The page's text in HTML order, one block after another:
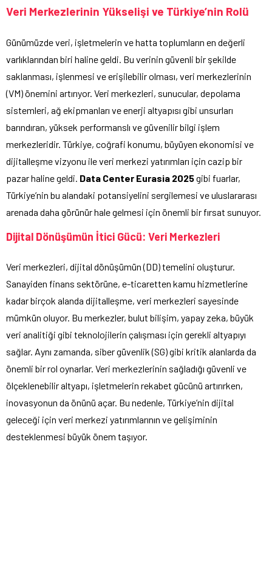
Veri Merkezlerinin Yükselişi ve Türkiye’nin Rolü
Günümüzde veri, işletmelerin ve hatta toplumların en değerli
varlıklarından biri haline geldi. Bu verinin güvenli bir şekilde
saklanması, işlenmesi ve erişilebilir olması, veri merkezlerinin
(VM) önemini artırıyor. Veri merkezleri, sunucular, depolama
sistemleri, ağ ekipmanları ve enerji altyapısı gibi unsurları
barındıran, yüksek performanslı ve güvenilir bilgi işlem
merkezleridir. Türkiye, coğrafi konumu, büyüyen ekonomisi ve
dijitalleşme vizyonu ile veri merkezi yatırımları için cazip bir
pazar haline geldi. Data Center Eurasia 2025gibi fuarlar,
Türkiye’nin bu alandaki potansiyelini sergilemesi ve uluslararası
arenada daha görünür hale gelmesi için önemli bir fırsat sunuyor.
Dijital Dönüşümün İtici Gücü: Veri Merkezleri
Veri merkezleri, dijital dönüşümün (DD) temelini oluşturur.
Sanayiden finans sektörüne, e-ticaretten kamu hizmetlerine
kadar birçok alanda dijitalleşme, veri merkezleri sayesinde
mümkün oluyor. Bu merkezler, bulut bilişim, yapay zeka, büyük
veri analitiği gibi teknolojilerin çalışması için gerekli altyapıyı
sağlar. Aynı zamanda, siber güvenlik (SG) gibi kritik alanlarda da
önemli bir rol oynarlar. Veri merkezlerinin sağladığı güvenli ve
ölçeklenebilir altyapı, işletmelerin rekabet gücünü artırırken,
inovasyonun da önünü açar. Bu nedenle, Türkiye’nin dijital
geleceği için veri merkezi yatırımlarının ve gelişiminin
desteklenmesi büyük önem taşıyor.